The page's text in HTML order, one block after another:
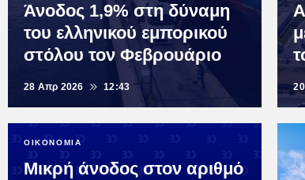
Άνοδος 1,9% στη δύναμη
του ελληνικού εμπορικού
στόλου τον Φεβρουάριο
28 Απρ 2026 12:43
ΟΙΚΟΝΟΜΙΑ
Μικρή άνοδος στον αριθμό